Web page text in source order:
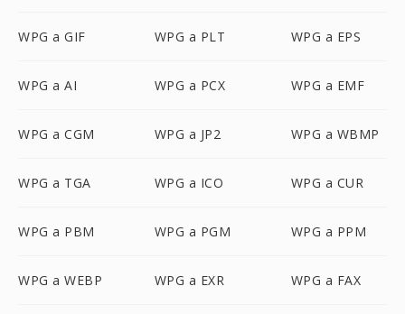
WPG a GIF WPG a PLT WPG a EPS
WPG a AI WPG a PCX WPG a EMF
WPG a CGM WPG a JP2 WPG a WBMP
WPG a TGA WPG a ICO WPG a CUR
WPG a PBM WPG a PGM WPG a PPM
WPG a WEBP WPG a EXR WPG a FAX